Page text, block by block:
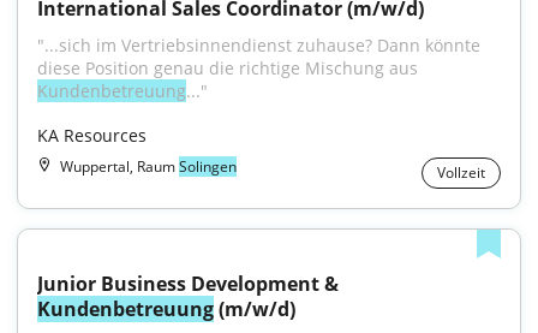
International Sales Coordinator (m/w/d)
"...sich im Vertriebsinnendienst zuhause? Dann könnte
Kundenbetreuung..."
KA Resources
Wuppertal, RaumSolingen Vollzeit
Kundenbetreuung (m/w/d)